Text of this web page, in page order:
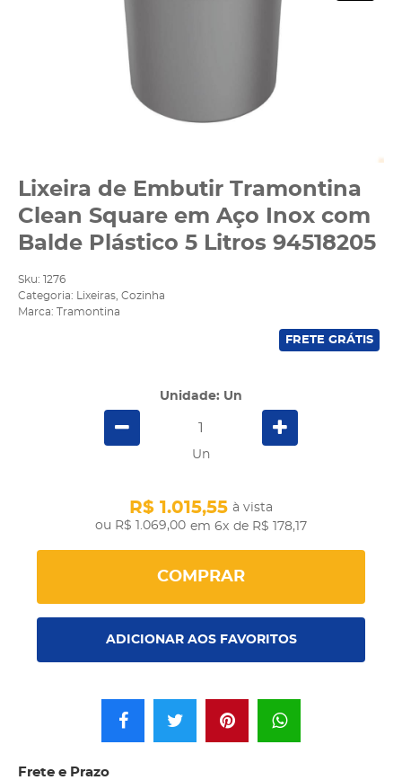
Lixeira de Embutir Tramontina
Clean Square em Aço Inox com
Balde Plástico 5 Litros 94518205
Sku:
1276
Categoria:
Lixeiras Cozinha
Marca:
Tramontina
FRETE GRÁTIS
Unidade: Un
Un
R$ 1.069,00
R$ 1.015,55 à vista
em 6x de R$ 178,17
COMPRAR
ADICIONAR AOS FAVORITOS
Frete e Prazo